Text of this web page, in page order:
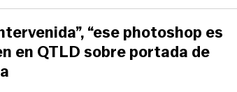
“ese photoshop es
en QTLD sobre portada de